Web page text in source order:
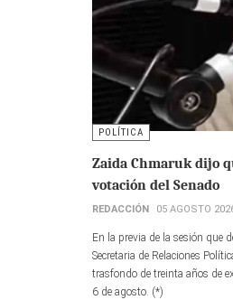
POLÍTICA
Zaida Chmaruk dijo
votación del Senado
REDACCIÓN 05 AGOSTO
En la previa de la sesión que
Secretaria de Relaciones
trasfondo de treinta años de
6 de agosto. (*)